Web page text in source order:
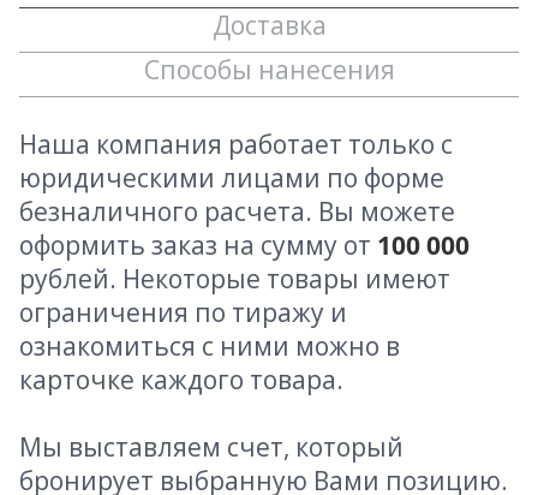
Доставка
Способы нанесения
Наша компания работает только с
юридическими лицами по форме
безналичного расчета. Вы можете
оформить заказ на сумму от 100 000
рублей. Некоторые товары имеют
ограничения по тиражу и
ознакомиться с ними можно в
карточке каждого товара.
Мы выставляем счет, который
бронирует выбранную Вами позицию.